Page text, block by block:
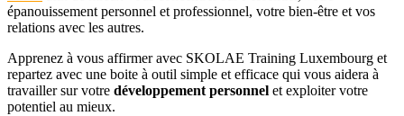
épanouissement personnel et professionnel, votre bien-être et vos
relations avec les autres.
Apprenez à vous affirmer avec SKOLAE Training Luxembourg et
repartez avec une boite à outil simple et efficace qui vous aidera à
travailler sur votre développement personnel et exploiter votre
potentiel au mieux.